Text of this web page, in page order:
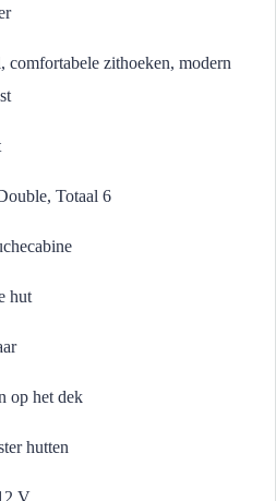
comfortabele zithoeken, modern
Totaal 6
hut
op het dek
hutten
V.